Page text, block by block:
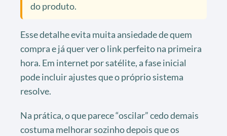
do produto.
Esse detalhe evita muita ansiedade de quem
compra e já quer ver o link perfeito na primeira
hora. Em internet por satélite, a fase inicial
pode incluir ajustes que o próprio sistema
resolve.
Na prática, o que parece “oscilar” cedo demais
costuma melhorar sozinho depois que os